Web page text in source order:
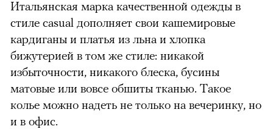
Итальянская марка качественной одежды в
стиле casual дополняет свои кашемировые
кардиганы и платья из льна и хлопка
бижутерией в том же стиле: никакой
избыточности, никакого блеска, бусины
матовые или вовсе обшиты тканью. Такое
колье можно надеть не только на вечеринку, но
и в офис.